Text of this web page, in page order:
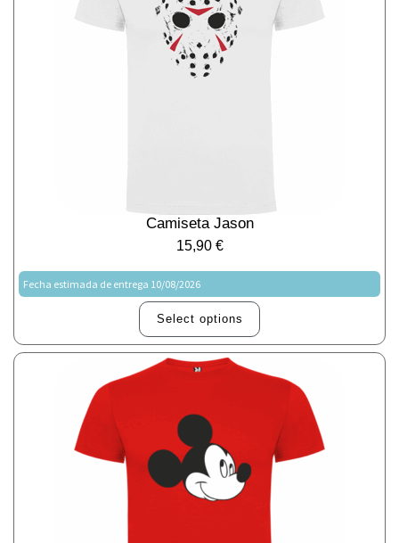
Camiseta Jason
15,90 €
Fecha estimada de entrega 10/08/2026
Select options